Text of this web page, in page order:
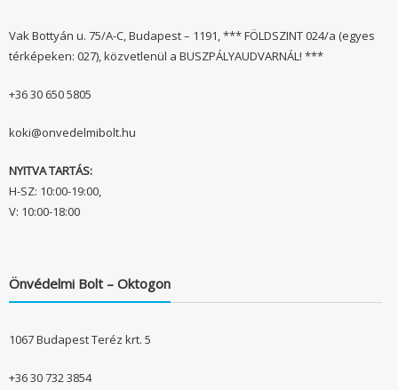
Vak Bottyán u. 75/A-C, Budapest – 1191, *** FÖLDSZINT 024/a (egyes
térképeken: 027), közvetlenül a BUSZPÁLYAUDVARNÁL! ***
+36 30 650 5805
koki@onvedelmibolt.hu
NYITVA TARTÁS:
H-SZ: 10:00-19:00,
V: 10:00-18:00
Önvédelmi Bolt – Oktogon
1067 Budapest Teréz krt. 5
+36 30 732 3854